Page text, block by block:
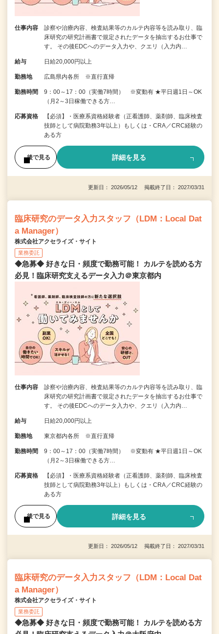
仕事内容
診察や治療内容、検査結果等のカルテ内容等を読み取り、臨
床研究の研究計画書で規定されたデータを抽出するお仕事で
す。 その後EDCへのデータ入力や、クエリ（入力内…
給与 日給20,000円以上
勤務地 広島県内各所 ※直行直帰
勤務時間
9：00～17：00（実働7時間） ※変動有 ★平日週1日～OK
（月2～3日稼働できる方…
応募資格
【必須】・医療系資格経験者（正看護師、薬剤師、臨床検査
技師として病院勤務3年以上）もしくは・CRA／CRC経験の
ある方
後で見る 詳細を見る
更新日： 2026/05/12 掲載終了日： 2027/03/31
臨床研究のデータ入力スタッフ（LDM：Local Dat
a Manager）
株式会社アクセライズ・サイト
業務委託
◆急募◆ 好きな日・頻度で勤務可能！ カルテを読める方
必見！臨床研究支えるデータ入力＠東京都内
仕事内容
診察や治療内容、検査結果等のカルテ内容等を読み取り、臨
床研究の研究計画書で規定されたデータを抽出するお仕事で
す。 その後EDCへのデータ入力や、クエリ（入力内…
給与 日給20,000円以上
勤務地 東京都内各所 ※直行直帰
勤務時間
9：00～17：00（実働7時間） ※変動有 ★平日週1日～OK
（月2～3日稼働できる方…
応募資格
【必須】・医療系資格経験者（正看護師、薬剤師、臨床検査
技師として病院勤務3年以上）もしくは・CRA／CRC経験の
ある方
後で見る 詳細を見る
更新日： 2026/05/12 掲載終了日： 2027/03/31
臨床研究のデータ入力スタッフ（LDM：Local Dat
a Manager）
株式会社アクセライズ・サイト
業務委託
◆急募◆ 好きな日・頻度で勤務可能！ カルテを読める方